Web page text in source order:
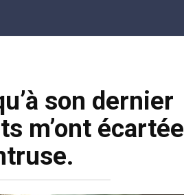
son dernier
m’ont écartée